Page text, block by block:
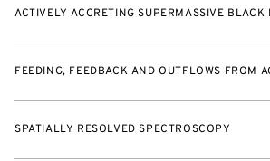
ACTIVELY ACCRETING SUPERMASSIVE BLACK
FEEDING, FEEDBACK AND OUTFLOWS FROM
SPATIALLY RESOLVED SPECTROSCOPY